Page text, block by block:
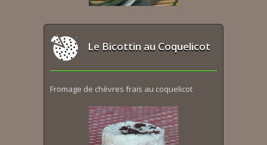
Le Bicottin au Coquelicot
Fromage de chèvres frais au coquelicot